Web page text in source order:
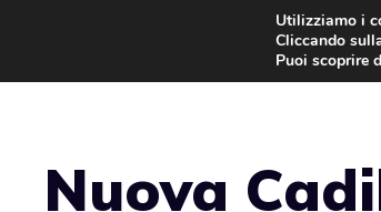
contenuto
Nuova
Utilizziamo i
Cliccando
Puoi scoprire